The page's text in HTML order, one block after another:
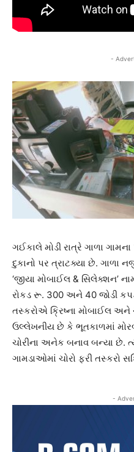
-
ગઈકાલે મોડી રાત્રે ગાળા
દુકાનો પર ત્રાટક્યા છે. ગાળા
‘જીયા મોબાઈલ & સિલેક્શન’
રોકડ રૂ. 300 અને 40 જોડી
તસ્કરોએ ક્રિષ્ના મોબાઈલ અને
ઉલ્લેખનીય છે કે ભૂતકાળમાં
ચોરીના અનેક બનાવ બન્યા છે.
ગામડાઓમાં ચોરો ફરી તસ્કરો
-